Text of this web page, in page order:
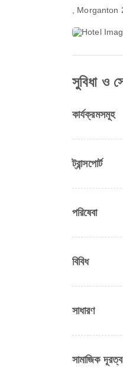
, Morganton
সুবিধা ও
কার্যক্রমসমূহ
ট্রান্সপোর্ট
পরিষেবা
বিবিধ
সাধারণ
সামাজিক